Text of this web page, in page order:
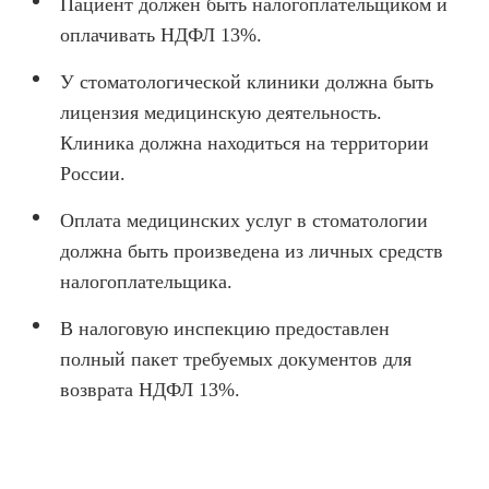
Пациент должен быть налогоплательщиком и
оплачивать НДФЛ 13%.
У стоматологической клиники должна быть
лицензия медицинскую деятельность.
Клиника должна находиться на территории
России.
Оплата медицинских услуг в стоматологии
должна быть произведена из личных средств
налогоплательщика.
В налоговую инспекцию предоставлен
полный пакет требуемых документов для
возврата НДФЛ 13%.